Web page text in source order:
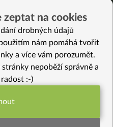
vločkami
a léčí trávení
sladká příloha
zeptat na cookies
drobných údajů
nám pomáhá tvořit
a více vám porozumět.
nepoběží správně a
:-)
(vždy